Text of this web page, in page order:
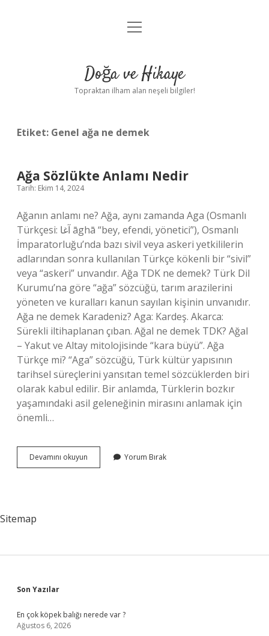
Anasayfa
Yasal Uyarı
menüyü
Doğa ve Hikaye
Topraktan ilham alan neşeli bilgiler!
Etiket: Genel ağa ne demek
Ağa Sözlükte Anlamı Nedir
Tarih: Ekim 14, 2024
Ağanın anlamı ne? Ağa, aynı zamanda Aga (Osmanlı
Türkçesi: آغا āghā “bey, efendi, yönetici”), Osmanlı
İmparatorluğu’nda bazı sivil veya askeri yetkililerin
adlarından sonra kullanılan Türkçe kökenli bir “sivil”
veya “askeri” unvandır. Ağa TDK ne demek? Türk Dil
Kurumu’na göre “ağa” sözcüğü, tarım arazilerini
yöneten ve kuralları kanun sayılan kişinin unvanıdır.
Ağa ne demek Karadeniz? Aga: Kardeş. Akarca:
Sürekli iltihaplanan çıban. Ağal ne demek TDK? Ağal
– Yakut ve Altay mitolojisinde “kara büyü”. Ağa
Türkçe mi? “Aga” sözcüğü, Türk kültür yapısının
tarihsel süreçlerini yansıtan temel sözcüklerden biri
olarak kabul edilir. Bir anlamda, Türklerin bozkır
yaşamındaki asil geleneğinin mirasını anlamak için
önemli…
Devamını okuyun
Sözlükte
Yorum Bırak
Sitemap
Sidebar
Son Yazılar
En çok köpek balığı nerede var ?
Ağustos 6, 2026